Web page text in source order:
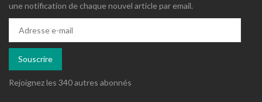
une notification de chaque nouvel article par email.
mail
Souscrire
Rejoignez les 340 autres abonnés